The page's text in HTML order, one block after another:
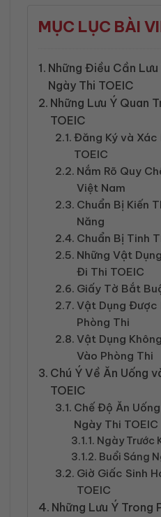
MỤC LỤC BÀI
Những Điều Cần
Ngày Thi TOEIC
Những Lưu Ý Quan
TOEIC
Đăng Ký và Xác
TOEIC
Nắm Rõ Quy
Việt Nam
Chuẩn Bị Kiến
Năng
Chuẩn Bị Tinh
Những Vật
Đi Thi TOEIC
Giấy Tờ Bắt
Vật Dụng Được
Phòng Thi
Vật Dụng
Vào Phòng Thi
Chú Ý Về Ăn Uống
TOEIC
Chế Độ Ăn
Ngày Thi TOEIC
Ngày Trước
Buổi Sáng
Giờ Giấc Sinh
TOEIC
Những Lưu Ý Trong